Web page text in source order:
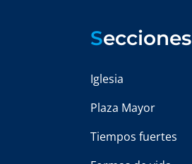
Secciones
Iglesia
Plaza Mayor
Tiempos fuertes